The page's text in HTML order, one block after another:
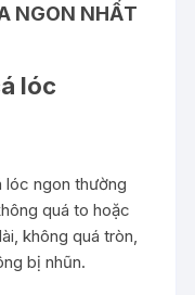
NGON NHẤT
lóc
lóc ngon thường
quá to hoặc
không quá tròn,
bị nhũn.